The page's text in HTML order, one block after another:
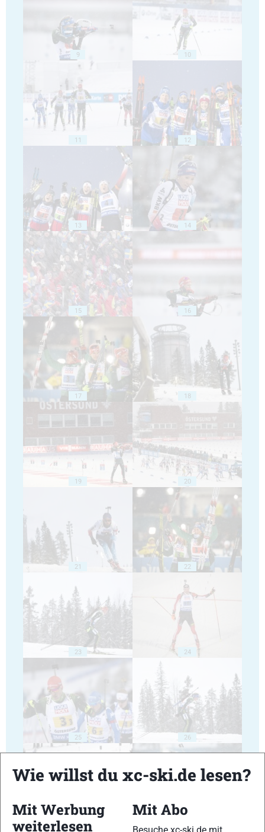
9 10
11 12
13 14
15 16
17 18
19 20
21 22
23 24
25 26
27
Wie willst du xc-ski.de lesen?
Mit Werbung
weiterlesen
Mit Abo